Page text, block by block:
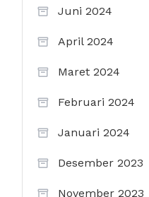
Juni 2024
April 2024
Maret 2024
Februari 2024
Januari 2024
Desember 2023
November 2023